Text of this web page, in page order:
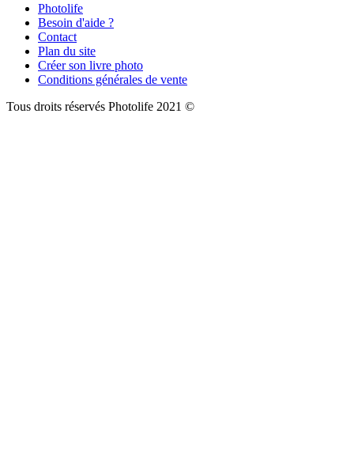
Photolife
Besoin d'aide ?
Contact
Plan du site
Créer son livre photo
Conditions générales de vente
Tous droits réservés Photolife 2021 ©